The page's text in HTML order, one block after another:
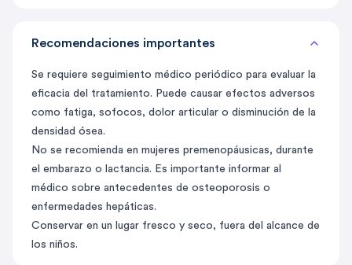
Recomendaciones importantes
Se requiere seguimiento médico periódico para evaluar la
eficacia del tratamiento. Puede causar efectos adversos
como fatiga, sofocos, dolor articular o disminución de la
densidad ósea.
No se recomienda en mujeres premenopáusicas, durante
el embarazo o lactancia. Es importante informar al
médico sobre antecedentes de osteoporosis o
enfermedades hepáticas.
Conservar en un lugar fresco y seco, fuera del alcance de
los niños.